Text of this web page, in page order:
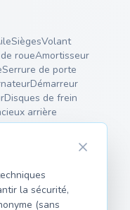
SiègesVolant
roueAmortisseur
Serrure de porte
Démarreur
Disques de frein
arrière
suspension
la sécurité,
(sans